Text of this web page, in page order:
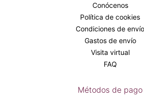
Conócenos
Política de cookies
Condiciones de envío
Gastos de envío
Visita virtual
FAQ
Métodos de pago